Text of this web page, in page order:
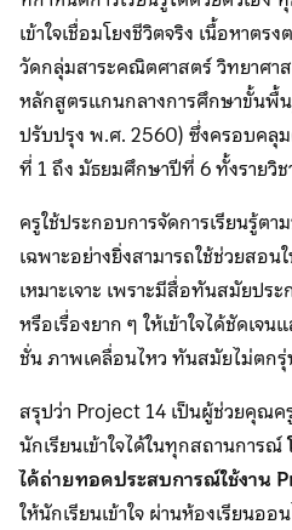
เข้าใจเชื่อมโยงชีวิตจริง เนื้อหาต
วัดกลุ่มสาระคณิตศาสตร์ วิทยาศา
หลักสูตรแกนกลางการศึกษาขั้นพื้
ปรับปรุง พ.ศ. 2560) ซึ่งครอบคลุ
ที่ 1 ถึง มัธยมศึกษาปีที่ 6 ทั้งรายวิ
ครูใช้ประกอบการจัดการเรียนรู้ต
เฉพาะอย่างยิ่งสามารถใช้ช่วยสอน
เหมาะเจาะ เพราะมีสื่อทันสมัยปร
หรือเรื่องยาก ๆ ให้เข้าใจได้ชัดเจ
ชั่น ภาพเคลื่อนไหว ทันสมัยไม่ตก
สรุปว่า Project 14 เป็นผู้ช่วยคุณค
นักเรียนเข้าใจได้ในทุกสถานการณ์
ได้ถ่ายทอดประสบการณ์ใช้งาน
ให้นักเรียนเข้าใจ ผ่านห้องเรียนออ